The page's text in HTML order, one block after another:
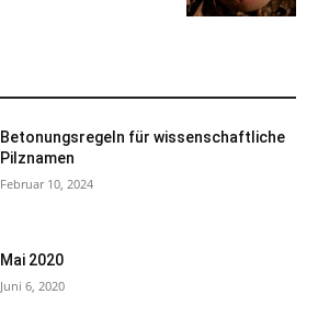
Betonungsregeln für wissenschaftliche
Pilznamen
Februar 10, 2024
Mai 2020
Juni 6, 2020